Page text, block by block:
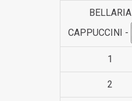
BELLARIA
CAPPUCCINI -
1
2